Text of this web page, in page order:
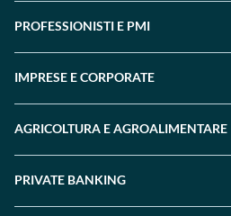
PROFESSIONISTI E PMI
IMPRESE E CORPORATE
AGRICOLTURA E AGROALIMENTARE
PRIVATE BANKING